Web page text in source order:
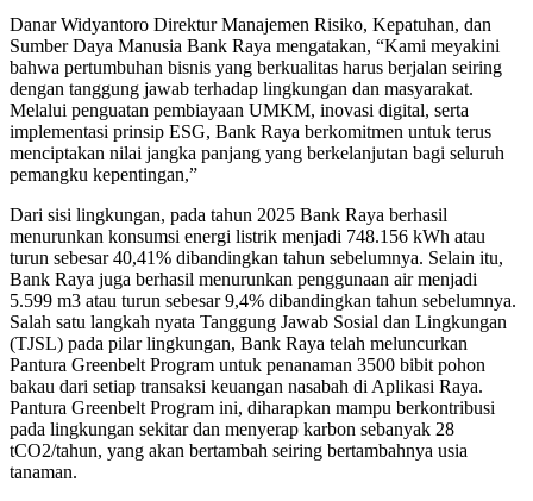
Danar Widyantoro Direktur Manajemen Risiko, Kepatuhan, dan
Sumber Daya Manusia Bank Raya mengatakan, “Kami meyakini
bahwa pertumbuhan bisnis yang berkualitas harus berjalan seiring
dengan tanggung jawab terhadap lingkungan dan masyarakat.
Melalui penguatan pembiayaan UMKM, inovasi digital, serta
implementasi prinsip ESG, Bank Raya berkomitmen untuk terus
menciptakan nilai jangka panjang yang berkelanjutan bagi seluruh
pemangku kepentingan,”
Dari sisi lingkungan, pada tahun 2025 Bank Raya berhasil
menurunkan konsumsi energi listrik menjadi 748.156 kWh atau
turun sebesar 40,41% dibandingkan tahun sebelumnya. Selain itu,
Bank Raya juga berhasil menurunkan penggunaan air menjadi
5.599 m3 atau turun sebesar 9,4% dibandingkan tahun sebelumnya.
Salah satu langkah nyata Tanggung Jawab Sosial dan Lingkungan
(TJSL) pada pilar lingkungan, Bank Raya telah meluncurkan
Pantura Greenbelt Program untuk penanaman 3500 bibit pohon
bakau dari setiap transaksi keuangan nasabah di Aplikasi Raya.
Pantura Greenbelt Program ini, diharapkan mampu berkontribusi
pada lingkungan sekitar dan menyerap karbon sebanyak 28
tCO2/tahun, yang akan bertambah seiring bertambahnya usia
tanaman.